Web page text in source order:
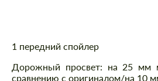
Описание
1 передний спойлер
Дорожный просвет: на 25 мм
сравнению с оригиналом/на 10